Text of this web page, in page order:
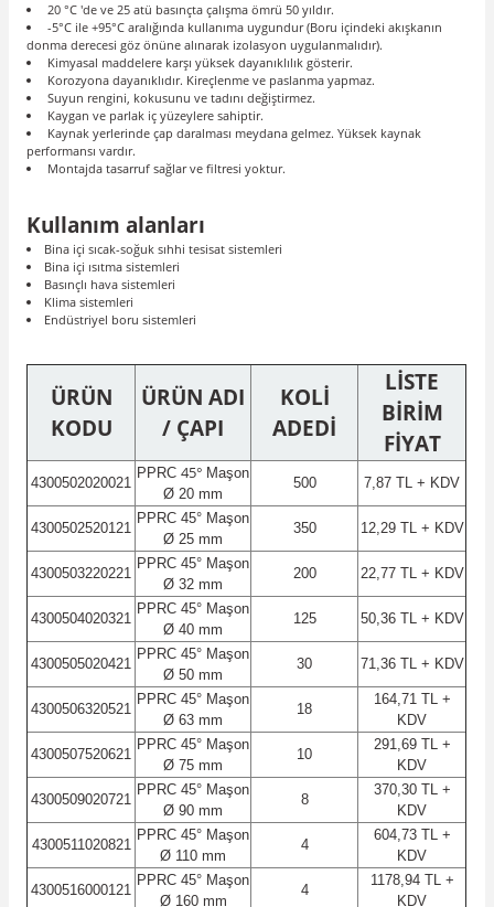
20 °C 'de ve 25 atü basınçta çalışma ömrü 50 yıldır.
-5°C ile +95°C aralığında kullanıma uygundur (Boru içindeki akışkanın
donma derecesi göz önüne alınarak izolasyon uygulanmalıdır).
Kimyasal maddelere karşı yüksek dayanıklılık gösterir.
Korozyona dayanıklıdır. Kireçlenme ve paslanma yapmaz.
Suyun rengini, kokusunu ve tadını değiştirmez.
Kaygan ve parlak iç yüzeylere sahiptir.
Kaynak yerlerinde çap daralması meydana gelmez. Yüksek kaynak
performansı vardır.
Montajda tasarruf sağlar ve filtresi yoktur.
Kullanım alanları
Bina içi sıcak-soğuk sıhhi tesisat sistemleri
Bina içi ısıtma sistemleri
Basınçlı hava sistemleri
Klima sistemleri
Endüstriyel boru sistemleri
ÜRÜN
KODU
ÜRÜN ADI
/ ÇAPI
KOLİ
ADEDİ
LİSTE
BİRİM
FİYAT
4300502020021
PPRC 45° Maşon
Ø 20 mm
500 7,87 TL + KDV
4300502520121
PPRC 45° Maşon
Ø 25 mm
350 12,29 TL + KDV
4300503220221
PPRC 45° Maşon
Ø 32 mm
200 22,77 TL + KDV
4300504020321
PPRC 45° Maşon
Ø 40 mm
125 50,36 TL + KDV
4300505020421
PPRC 45° Maşon
Ø 50 mm
30 71,36 TL + KDV
4300506320521
PPRC 45° Maşon
Ø 63 mm
18
164,71 TL +
KDV
4300507520621
PPRC 45° Maşon
Ø 75 mm
10
291,69 TL +
KDV
4300509020721
PPRC 45° Maşon
Ø 90 mm
8
370,30 TL +
KDV
4300511020821
PPRC 45° Maşon
Ø 110 mm
4
604,73 TL +
KDV
4300516000121
PPRC 45° Maşon
Ø 160 mm
4
1178,94 TL +
KDV